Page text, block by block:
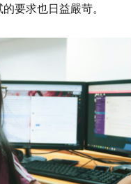
要求也日益嚴苛。